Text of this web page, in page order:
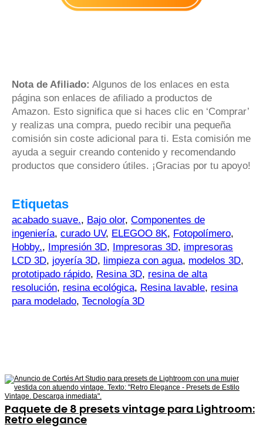
Nota de Afiliado: Algunos de los enlaces en esta
página son enlaces de afiliado a productos de
Amazon. Esto significa que si haces clic en ‘Comprar’
y realizas una compra, puedo recibir una pequeña
comisión sin coste adicional para ti. Esta comisión me
ayuda a seguir creando contenido y recomendando
productos que considero útiles. ¡Gracias por tu apoyo!
Etiquetas
acabado suave., Bajo olor, Componentes de
ingeniería, curado UV, ELEGOO 8K, Fotopolímero,
Hobby., Impresión 3D, Impresoras 3D, impresoras
LCD 3D, joyería 3D, limpieza con agua, modelos 3D,
prototipado rápido, Resina 3D, resina de alta
resolución, resina ecológica, Resina lavable, resina
para modelado, Tecnología 3D
Paquete de 8 presets vintage para Lightroom:
Retro elegance